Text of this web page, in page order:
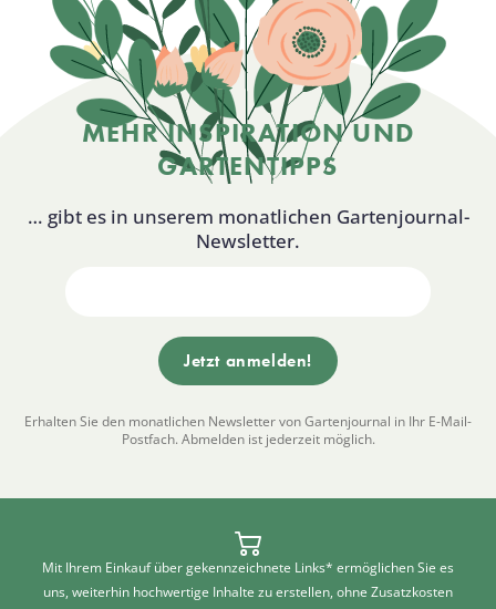
MEHR INSPIRATION UND
GARTENTIPPS
… gibt es in unserem monatlichen Gartenjournal-
Newsletter.
Erhalten Sie den monatlichen Newsletter von Gartenjournal in Ihr E-Mail-
Postfach. Abmelden ist jederzeit möglich.
Mit Ihrem Einkauf über gekennzeichnete Links* ermöglichen Sie es
uns, weiterhin hochwertige Inhalte zu erstellen, ohne Zusatzkosten